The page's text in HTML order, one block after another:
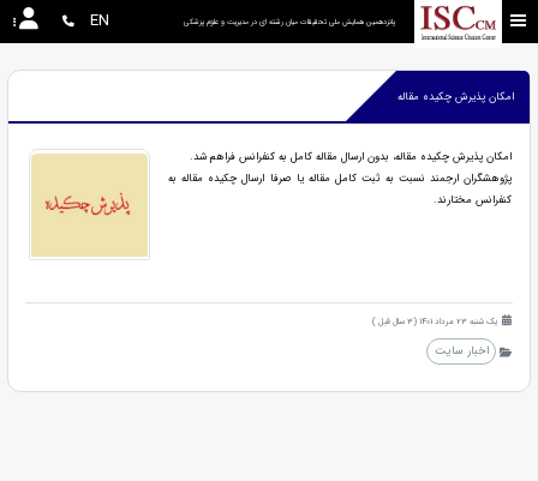
پانزدهمین همایش ملی تحقیقات میان رشته ای در مديريت و علوم پزشکی EN
امکان پذیرش چکیده مقاله
امکان پذیرش چکیده مقاله، بدون ارسال مقاله کامل به کنفرانس فراهم شد.
پژوهشگران ارجمند نسبت به ثبت کامل مقاله یا صرفا ارسال چکیده مقاله به
کنفرانس مختارند.
یک شنبه 23 مرداد 1401 (3 سال قبل )
اخبار سایت